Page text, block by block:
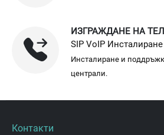
ИЗГРАЖДАНЕ НА
SIP VoIP
Инсталиране и
централи.
Контакти